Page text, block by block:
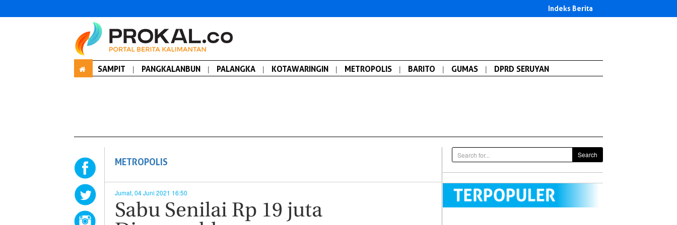
Indeks Berita
SAMPIT | PANGKALANBUN | PALANGKA | KOTAWARINGIN | METROPOLIS | BARITO | GUMAS | DPRD SERUYAN
METROPOLIS
Jumat, 04 Juni 2021 16:50
Sabu Senilai Rp 19 juta
Search